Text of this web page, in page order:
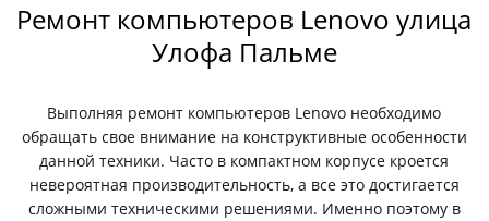
Ремонт компьютеров Lenovo улица
Улофа Пальме
Выполняя ремонт компьютеров Lenovo необходимо
обращать свое внимание на конструктивные особенности
данной техники. Часто в компактном корпусе кроется
невероятная производительность, а все это достигается
сложными техническими решениями. Именно поэтому в